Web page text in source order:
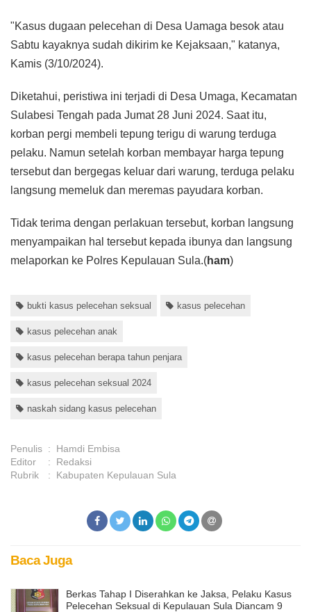
"Kasus dugaan pelecehan di Desa Uamaga besok atau
Sabtu kayaknya sudah dikirim ke Kejaksaan," katanya,
Kamis (3/10/2024).
Diketahui, peristiwa ini terjadi di Desa Umaga, Kecamatan
Sulabesi Tengah pada Jumat 28 Juni 2024. Saat itu,
korban pergi membeli tepung terigu di warung terduga
pelaku. Namun setelah korban membayar harga tepung
tersebut dan bergegas keluar dari warung, terduga pelaku
langsung memeluk dan meremas payudara korban.
Tidak terima dengan perlakuan tersebut, korban langsung
menyampaikan hal tersebut kepada ibunya dan langsung
melaporkan ke Polres Kepulauan Sula.(ham)
bukti kasus pelecehan seksual kasus pelecehan
kasus pelecehan anak
kasus pelecehan berapa tahun penjara
kasus pelecehan seksual 2024
naskah sidang kasus pelecehan
Penulis :
Hamdi Embisa
Editor
:
Redaksi
Rubrik
: Kabupaten Kepulauan Sula
Baca Juga
Berkas Tahap I Diserahkan ke Jaksa, Pelaku Kasus
Pelecehan Seksual di Kepulauan Sula Diancam 9